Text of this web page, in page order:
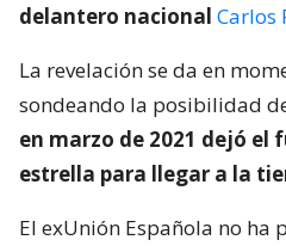
delantero nacional Carlos
La revelación se da en
sondeando la posibilidad de
en marzo de 2021 dejó el
estrella para llegar a la
El exUnión Española no ha